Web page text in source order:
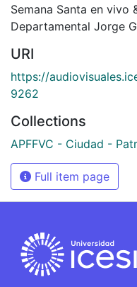
Semana Santa en vivo
Departamental Jorge
URI
https://
9262
Collections
APFFVC - Ciudad -
Full item page